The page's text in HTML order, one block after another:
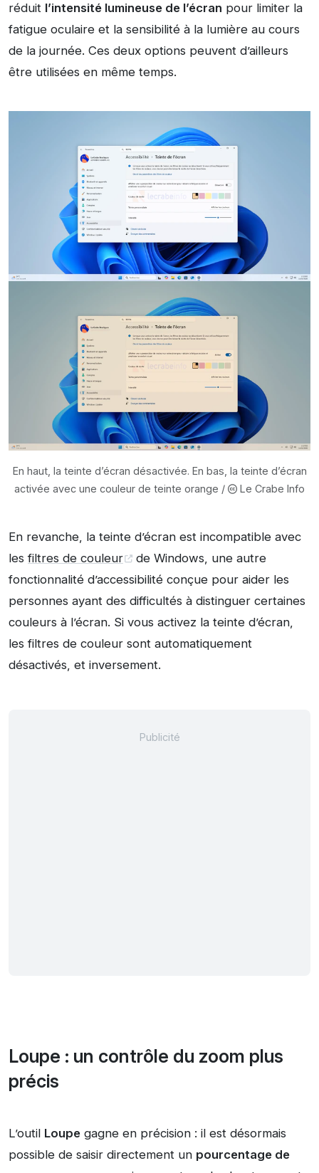
réduit l’intensité lumineuse de l’écran pour limiter la
fatigue oculaire et la sensibilité à la lumière au cours
de la journée. Ces deux options peuvent d’ailleurs
être utilisées en même temps.
En haut, la teinte d’écran désactivée. En bas, la teinte d’écran
activée avec une couleur de teinte orange /
Le Crabe Info
En revanche, la teinte d’écran est incompatible avec
les filtres de couleur
de Windows, une autre
fonctionnalité d’accessibilité conçue pour aider les
personnes ayant des difficultés à distinguer certaines
couleurs à l’écran. Si vous activez la teinte d’écran,
les filtres de couleur sont automatiquement
désactivés, et inversement.
Loupe : un contrôle du zoom plus
précis
L’outil Loupe gagne en précision : il est désormais
possible de saisir directement un pourcentage de